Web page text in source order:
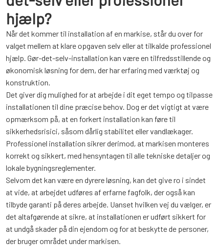
hjælp?
Når det kommer til installation af en markise, står du over for
valget mellem at klare opgaven selv eller at tilkalde professionel
hjælp. Gør-det-selv-installation kan være en tilfredsstillende og
økonomisk løsning for dem, der har erfaring med værktøj og
konstruktion.
Det giver dig mulighed for at arbejde i dit eget tempo og tilpasse
installationen til dine præcise behov. Dog er det vigtigt at være
opmærksom på, at en forkert installation kan føre til
sikkerhedsrisici, såsom dårlig stabilitet eller vandlækager.
Professionel installation sikrer derimod, at markisen monteres
korrekt og sikkert, med hensyntagen til alle tekniske detaljer og
lokale bygningsreglementer.
Selvom det kan være en dyrere løsning, kan det give ro i sindet
at vide, at arbejdet udføres af erfarne fagfolk, der også kan
tilbyde garanti på deres arbejde. Uanset hvilken vej du vælger, er
det altafgørende at sikre, at installationen er udført sikkert for
at undgå skader på din ejendom og for at beskytte de personer,
der bruger området under markisen.